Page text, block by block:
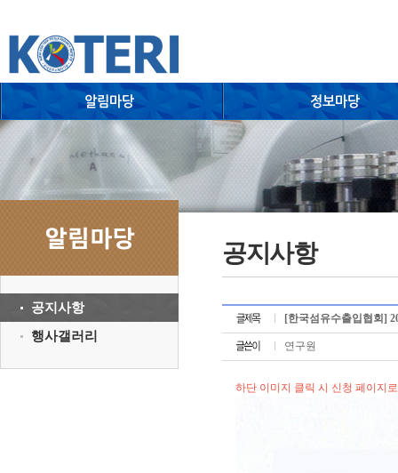
공지사항
행사갤러리
공지사항
[한국섬유수출입협회]
연구원
하단 이미지 클릭 시 신청 페이지